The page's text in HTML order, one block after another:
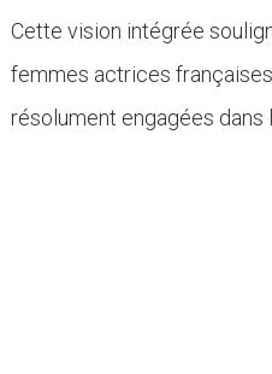
Cette vision intégrée
femmes actrices
résolument engagées